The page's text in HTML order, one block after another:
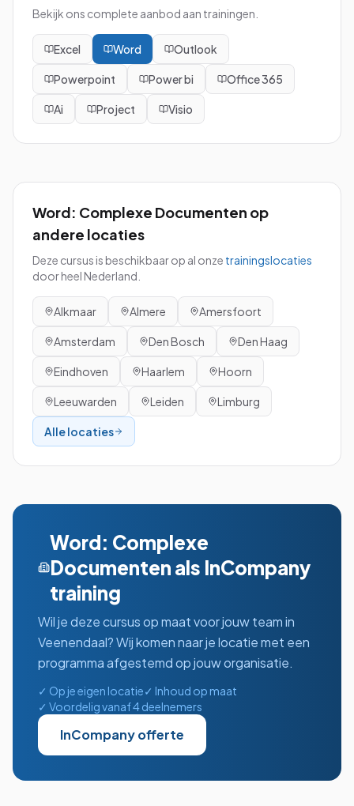
Bekijk ons complete aanbod aan trainingen.
Excel Word Outlook
Powerpoint Power bi Office 365
Ai Project Visio
Word: Complexe Documenten op
andere locaties
Deze cursus is beschikbaar op al onze trainingslocaties
door heel Nederland.
Alkmaar Almere Amersfoort
Amsterdam Den Bosch Den Haag
Eindhoven Haarlem Hoorn
Leeuwarden Leiden Limburg
Alle locaties
Word: Complexe
Documenten als InCompany
training
Wil je deze cursus op maat voor jouw team in
Veenendaal? Wij komen naar je locatie met een
programma afgestemd op jouw organisatie.
✓ Op je eigen locatie✓ Inhoud op maat
✓ Voordelig vanaf 4 deelnemers
InCompany offerte